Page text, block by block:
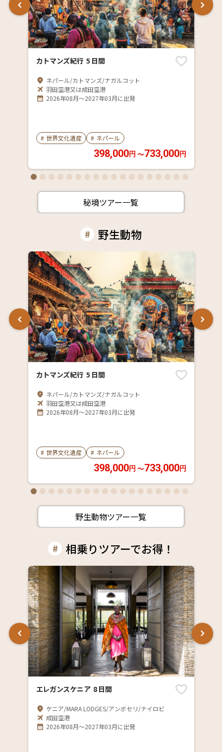
カトマンズ紀行 5 日間
ネパール/カトマンズ/ナガルコット
羽田空港又は成田空港
2026年08月～2027年03月に出発
# 世界文化遺産 # ネパール
398,000円 〜733,000円
秘境ツアー一覧
野生動物
カトマンズ紀行 5 日間
ネパール/カトマンズ/ナガルコット
羽田空港又は成田空港
2026年08月～2027年03月に出発
# 世界文化遺産 # ネパール
398,000円 〜733,000円
野生動物ツアー一覧
相乗りツアーでお得！
エレガンスケニア 8 日間
ケニア/MARA LODGES/アンボセリ/ナイロビ
成田空港
2026年08月～2027年03月に出発